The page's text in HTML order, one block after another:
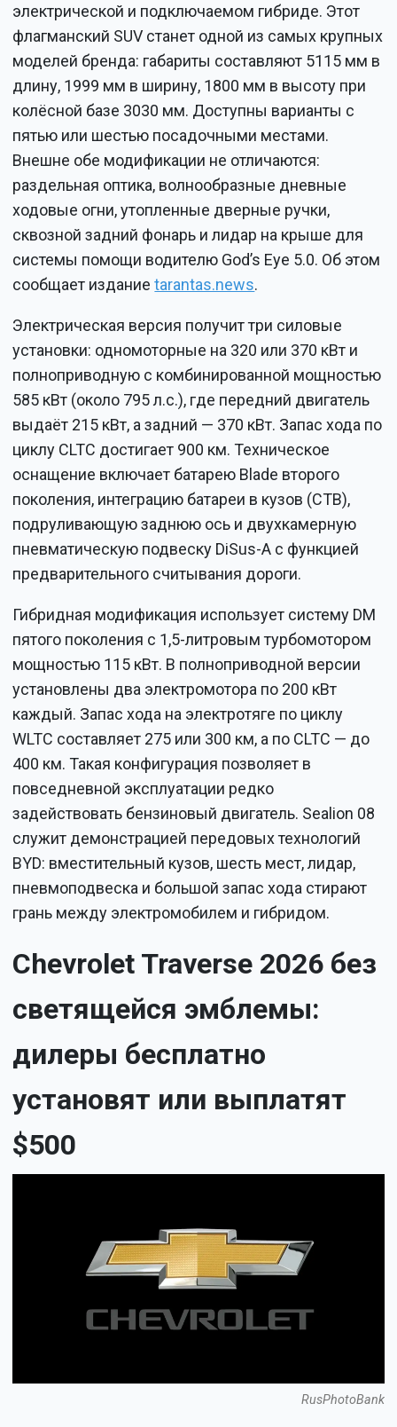
электрической и подключаемом гибриде. Этот
флагманский SUV станет одной из самых крупных
моделей бренда: габариты составляют 5115 мм в
длину, 1999 мм в ширину, 1800 мм в высоту при
колёсной базе 3030 мм. Доступны варианты с
пятью или шестью посадочными местами.
Внешне обе модификации не отличаются:
раздельная оптика, волнообразные дневные
ходовые огни, утопленные дверные ручки,
сквозной задний фонарь и лидар на крыше для
системы помощи водителю God’s Eye 5.0. Об этом
сообщает изданиеtarantas.news.
Электрическая версия получит три силовые
установки: одномоторные на 320 или 370 кВт и
полноприводную с комбинированной мощностью
585 кВт (около 795 л.с.), где передний двигатель
выдаёт 215 кВт, а задний — 370 кВт. Запас хода по
циклу CLTC достигает 900 км. Техническое
оснащение включает батарею Blade второго
поколения, интеграцию батареи в кузов (CTB),
подруливающую заднюю ось и двухкамерную
пневматическую подвеску DiSus-A с функцией
предварительного считывания дороги.
Гибридная модификация использует систему DM
пятого поколения с 1,5-литровым турбомотором
мощностью 115 кВт. В полноприводной версии
установлены два электромотора по 200 кВт
каждый. Запас хода на электротяге по циклу
WLTC составляет 275 или 300 км, а по CLTC — до
400 км. Такая конфигурация позволяет в
повседневной эксплуатации редко
задействовать бензиновый двигатель. Sealion 08
служит демонстрацией передовых технологий
BYD: вместительный кузов, шесть мест, лидар,
пневмоподвеска и большой запас хода стирают
грань между электромобилем и гибридом.
Chevrolet Traverse 2026 без
светящейся эмблемы:
дилеры бесплатно
установят или выплатят
$500
RusPhotoBank